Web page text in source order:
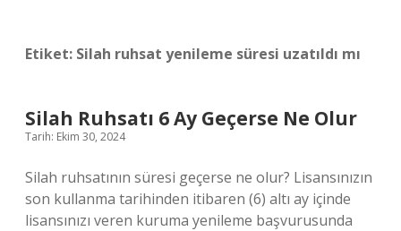
Etiket: Silah ruhsat yenileme süresi uzatıldı mı
Silah Ruhsatı 6 Ay Geçerse Ne Olur
Tarih: Ekim 30, 2024
Silah ruhsatının süresi geçerse ne olur? Lisansınızın
son kullanma tarihinden itibaren (6) altı ay içinde
lisansınızı veren kuruma yenileme başvurusunda